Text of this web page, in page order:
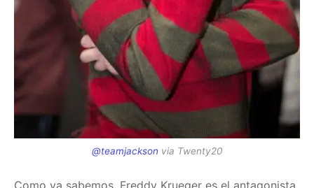
@teamjackson via Twenty20
Como ya sabemos, Freddy Krueger es el antagonista